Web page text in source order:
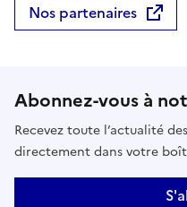
Nos partenaires
Abonnez-vous à
Recevez toute l’actualité
directement dans votre